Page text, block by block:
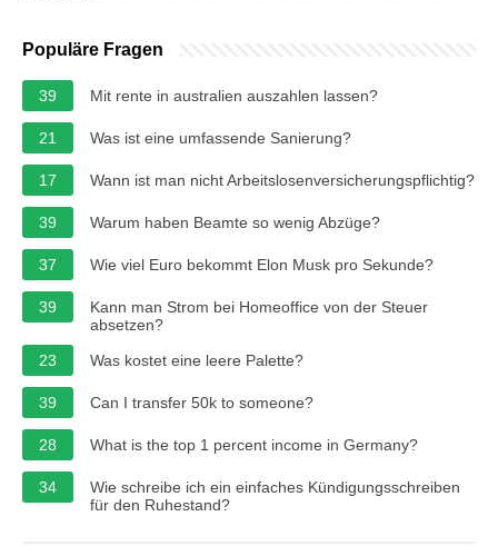
Populäre Fragen
39 Mit rente in australien auszahlen lassen?
21 Was ist eine umfassende Sanierung?
17 Wann ist man nicht Arbeitslosenversicherungspflichtig?
39 Warum haben Beamte so wenig Abzüge?
37 Wie viel Euro bekommt Elon Musk pro Sekunde?
39
Kann man Strom bei Homeoffice von der Steuer
absetzen?
23
Was kostet eine leere Palette?
39 Can I transfer 50k to someone?
28 What is the top 1 percent income in Germany?
34
Wie schreibe ich ein einfaches Kündigungsschreiben
für den Ruhestand?